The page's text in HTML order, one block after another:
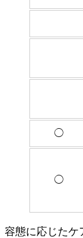
◯
◯
容態に応じたケ